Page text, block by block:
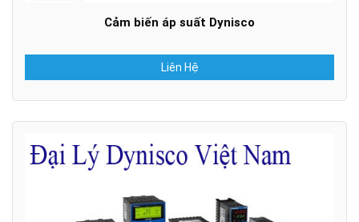
Cảm biến áp suất Dynisco
Liên Hệ